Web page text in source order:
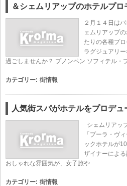
＆シェムリアップのホテルプロ
２月１４日は
ェムリアップ
たりの各種プ
ラグジュアリ
過ごしませんか？ プノンペン ソフィテル・
カテゴリー: 街情報
人気街スパがホテルをプロデュ
シェムリアッ
「プーラ・ヴ
ックホテルが
ザイナーによ
おしゃれな雰囲気が、女子旅や
カテゴリー: 街情報